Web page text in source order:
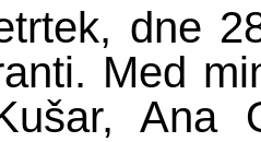
dne
Med
Ana